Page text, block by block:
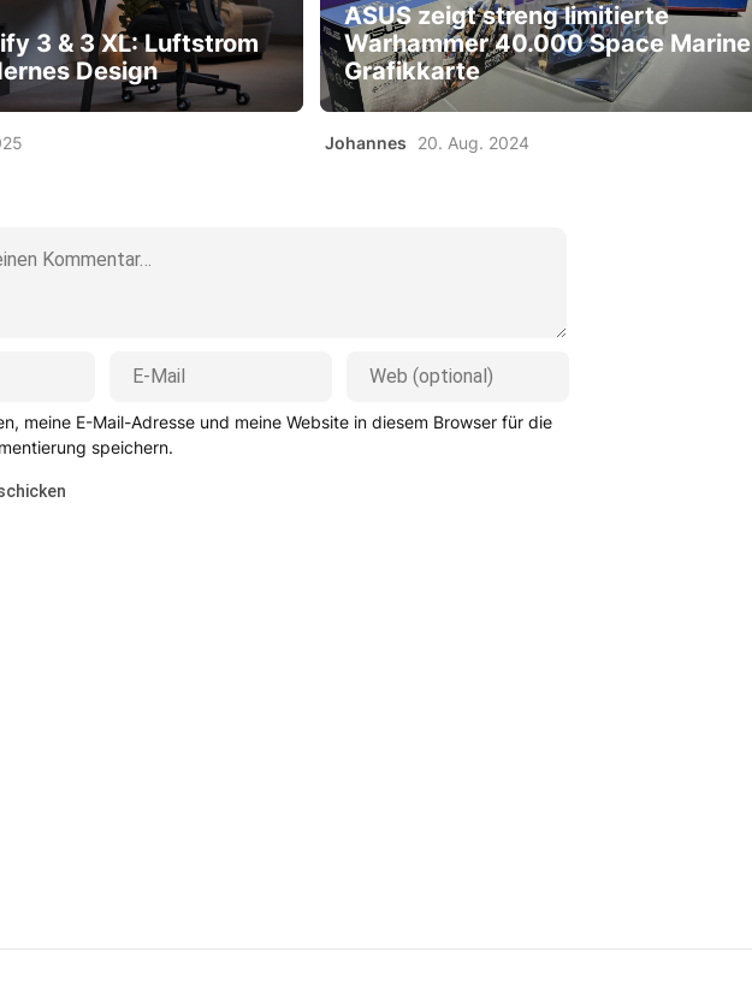
3 & 3 XL: Luftstrom
Design
ASUS zeigt streng limitierte
Warhammer 40.000 Space Marine
Grafikkarte
Johannes 20. Aug. 2024
meine E-Mail-Adresse und meine Website in diesem Browser für die
speichern.